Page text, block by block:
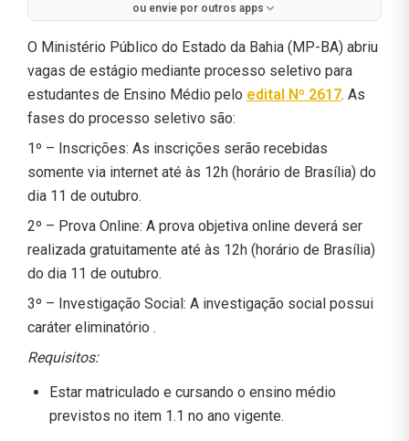
ou envie por outros apps
O Ministério Público do Estado da Bahia (MP-BA) abriu
vagas de estágio mediante processo seletivo para
estudantes de Ensino Médio pelo edital Nº 2617. As
fases do processo seletivo são:
1º – Inscrições: As inscrições serão recebidas
somente via internet até às 12h (horário de Brasília) do
dia 11 de outubro.
2º – Prova Online: A prova objetiva online deverá ser
realizada gratuitamente até às 12h (horário de Brasília)
do dia 11 de outubro.
3º – Investigação Social: A investigação social possui
caráter eliminatório .
Requisitos:
Estar matriculado e cursando o ensino médio
previstos no item 1.1 no ano vigente.